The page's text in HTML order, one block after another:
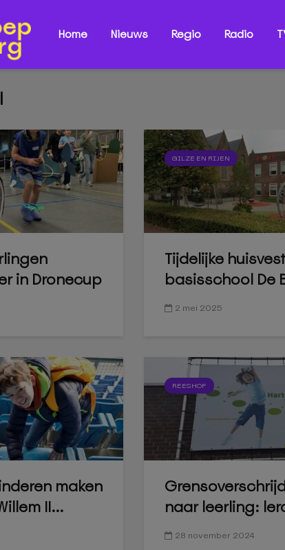
Home Nieuws Regio Radio
in Dronecup
GILZE EN RIJEN
Tijdelijke
basisschool De
2 mei 2025
maken
II...
REESHOF
naar leerling:
28 november 2024